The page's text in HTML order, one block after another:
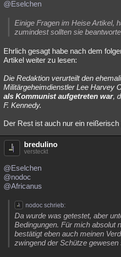
@Eselchen
Einige Fragen im Heise Artikel,
zumindest sollten sie
Ehrlich gesagt habe nach dem
Artikel weiter zu lesen:
Die Redaktion verurteilt den
Militärgeheimdienstler Lee Harvey
als Kommunist aufgetreten war,
F. Kennedy.
Der Rest ist auch nur ein
bredulino
versteckt
@Eselchen
@nodoc
@Africanus
nodoc schrieb:
Da wurde was getestet, aber
Bedingungen. Für mich absolut
bestätigt eben auch meinen
zwingend der Schütze gewesen